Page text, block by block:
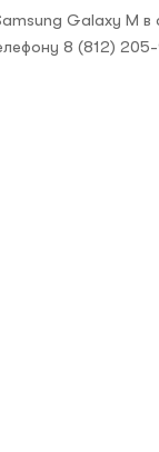
Galaxy M
8 (812)